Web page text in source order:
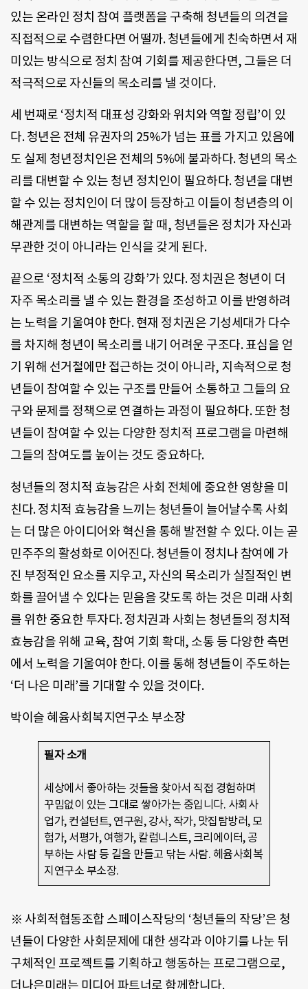
있는 온라인 정치 참여 플랫폼을 구축해 청년들의 의견을
직접적으로 수렴한다면 어떨까. 청년들에게 친숙하면서 재
미있는 방식으로 정치 참여 기회를 제공한다면, 그들은 더
적극적으로 자신들의 목소리를 낼 것이다.
세 번째로 ‘정치적 대표성 강화와 위치와 역할 정립’이 있
다. 청년은 전체 유권자의 25%가 넘는 표를 가지고 있음에
도 실제 청년정치인은 전체의 5%에 불과하다. 청년의 목소
리를 대변할 수 있는 청년 정치인이 필요하다. 청년을 대변
할 수 있는 정치인이 더 많이 등장하고 이들이 청년층의 이
해관계를 대변하는 역할을 할 때, 청년들은 정치가 자신과
무관한 것이 아니라는 인식을 갖게 된다.
끝으로 ‘정치적 소통의 강화’가 있다. 정치권은 청년이 더
자주 목소리를 낼 수 있는 환경을 조성하고 이를 반영하려
는 노력을 기울여야 한다. 현재 정치권은 기성세대가 다수
를 차지해 청년이 목소리를 내기 어려운 구조다. 표심을 얻
기 위해 선거철에만 접근하는 것이 아니라, 지속적으로 청
년들이 참여할 수 있는 구조를 만들어 소통하고 그들의 요
구와 문제를 정책으로 연결하는 과정이 필요하다. 또한 청
년들이 참여할 수 있는 다양한 정치적 프로그램을 마련해
그들의 참여도를 높이는 것도 중요하다.
청년들의 정치적 효능감은 사회 전체에 중요한 영향을 미
친다. 정치적 효능감을 느끼는 청년들이 늘어날수록 사회
는 더 많은 아이디어와 혁신을 통해 발전할 수 있다. 이는 곧
민주주의 활성화로 이어진다. 청년들이 정치나 참여에 가
진 부정적인 요소를 지우고, 자신의 목소리가 실질적인 변
화를 끌어낼 수 있다는 믿음을 갖도록 하는 것은 미래 사회
를 위한 중요한 투자다. 정치권과 사회는 청년들의 정치적
효능감을 위해 교육, 참여 기회 확대, 소통 등 다양한 측면
에서 노력을 기울여야 한다. 이를 통해 청년들이 주도하는
‘더 나은 미래’를 기대할 수 있을 것이다.
박이슬 혜윰사회복지연구소 부소장
필자 소개
세상에서 좋아하는 것들을 찾아서 직접 경험하며
꾸밈없이 있는 그대로 쌓아가는 중입니다. 사회사
업가, 컨설턴트, 연구원, 강사, 작가, 맛집탐방러, 모
험가, 서평가, 여행가, 칼럼니스트, 크리에이터, 공
부하는 사람 등 길을 만들고 닦는 사람. 헤윰사회복
지연구소 부소장.
※ 사회적협동조합 스페이스작당의 ‘청년들의 작당’은 청
년들이 다양한 사회문제에 대한 생각과 이야기를 나눈 뒤
구체적인 프로젝트를 기획하고 행동하는 프로그램으로,
더나은미래는 미디어 파트너로 함께합니다.